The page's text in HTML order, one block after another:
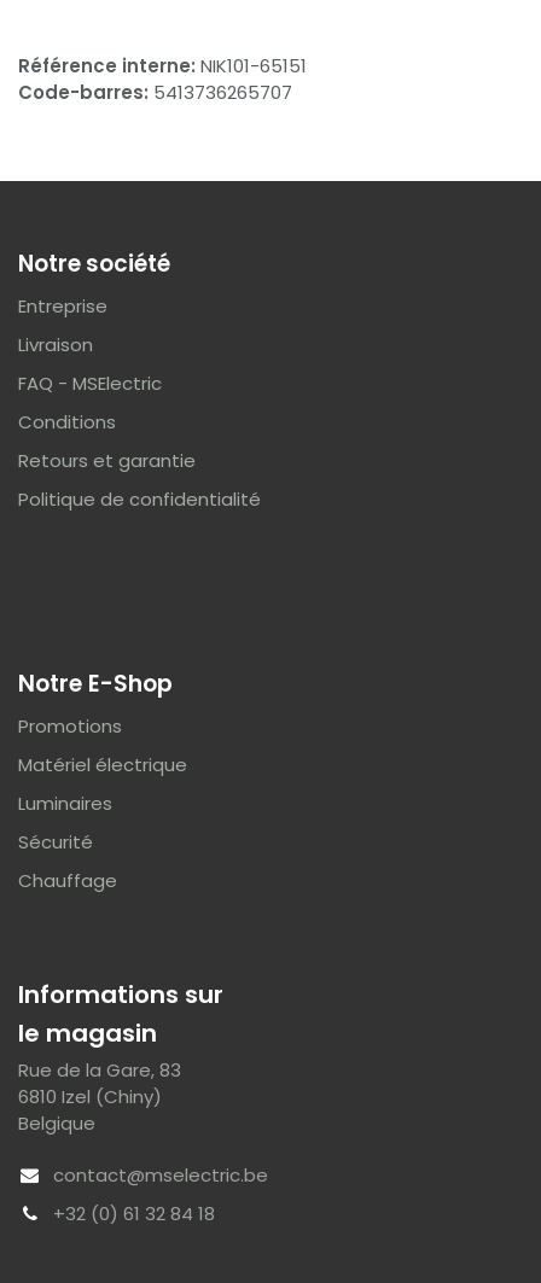
Référence interne: NIK101-65151
Code-barres: 5413736265707
Informations sur
le magasin
Rue de la Gare, 83
6810 Izel (Chiny)
Belgique
contact@mselectric.be
+32 (0) 61 32 84 18
Notre société
Entreprise
Livraison
FAQ - MSElectric
Conditions
Retours et garantie
Politique de confidentialité
Notre E-Shop
Promotions
Matériel électrique
Luminaires
Sécurité
Chauffage